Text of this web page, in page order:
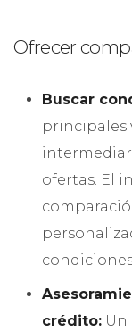
Ofrecer
Buscar
principales
ofertas. El
crédito: